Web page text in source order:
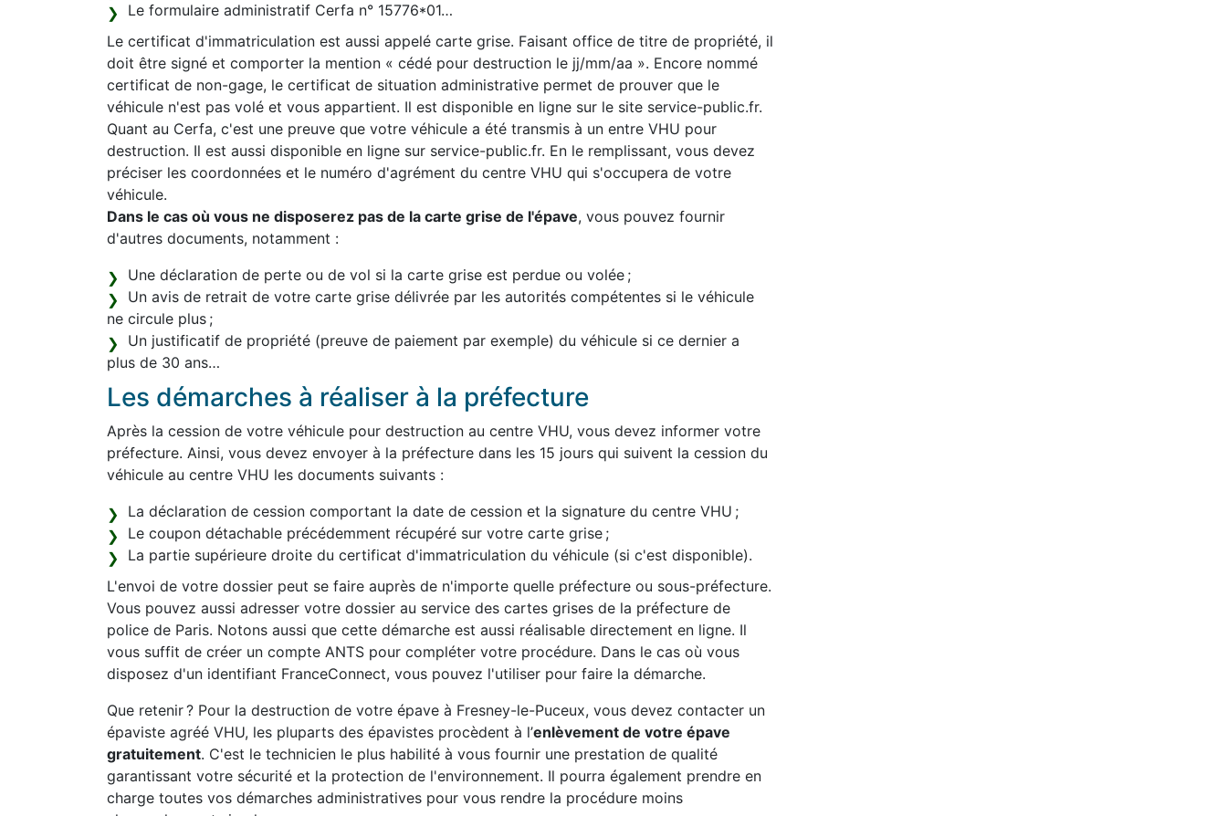
Le formulaire administratif Cerfa n° 15776*01…
Le certificat d'immatriculation est aussi appelé carte grise. Faisant office de titre de propriété, il
doit être signé et comporter la mention « cédé pour destruction le jj/mm/aa ». Encore nommé
certificat de non-gage, le certificat de situation administrative permet de prouver que le
véhicule n'est pas volé et vous appartient. Il est disponible en ligne sur le site service-public.fr.
Quant au Cerfa, c'est une preuve que votre véhicule a été transmis à un entre VHU pour
destruction. Il est aussi disponible en ligne sur service-public.fr. En le remplissant, vous devez
préciser les coordonnées et le numéro d'agrément du centre VHU qui s'occupera de votre
véhicule.
Dans le cas où vous ne disposerez pas de la carte grise de l'épave, vous pouvez fournir
d'autres documents, notamment :
Une déclaration de perte ou de vol si la carte grise est perdue ou volée ;
Un avis de retrait de votre carte grise délivrée par les autorités compétentes si le véhicule
ne circule plus ;
Un justificatif de propriété (preuve de paiement par exemple) du véhicule si ce dernier a
plus de 30 ans…
Les démarches à réaliser à la préfecture
Après la cession de votre véhicule pour destruction au centre VHU, vous devez informer votre
préfecture. Ainsi, vous devez envoyer à la préfecture dans les 15 jours qui suivent la cession du
véhicule au centre VHU les documents suivants :
La déclaration de cession comportant la date de cession et la signature du centre VHU ;
Le coupon détachable précédemment récupéré sur votre carte grise ;
La partie supérieure droite du certificat d'immatriculation du véhicule (si c'est disponible).
L'envoi de votre dossier peut se faire auprès de n'importe quelle préfecture ou sous-préfecture.
Vous pouvez aussi adresser votre dossier au service des cartes grises de la préfecture de
police de Paris. Notons aussi que cette démarche est aussi réalisable directement en ligne. Il
vous suffit de créer un compte ANTS pour compléter votre procédure. Dans le cas où vous
disposez d'un identifiant FranceConnect, vous pouvez l'utiliser pour faire la démarche.
Que retenir ? Pour la destruction de votre épave à Fresney-le-Puceux, vous devez contacter un
épaviste agréé VHU, les pluparts des épavistes procèdent à l’enlèvement de votre épave
gratuitement. C'est le technicien le plus habilité à vous fournir une prestation de qualité
garantissant votre sécurité et la protection de l'environnement. Il pourra également prendre en
charge toutes vos démarches administratives pour vous rendre la procédure moins